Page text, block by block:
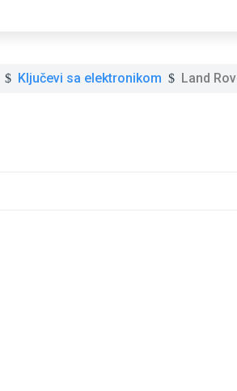
$ Ključevi sa elektronikom $ Land